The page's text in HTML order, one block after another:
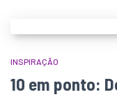
INSPIRAÇÃO
10 em ponto: